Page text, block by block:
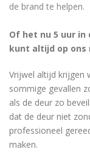
de brand te helpen.
Of het nu 5 uur in
kunt altijd op ons
Vrijwel altijd krijgen
sommige gevallen
als de deur zo
dat de deur niet
professioneel
maken.